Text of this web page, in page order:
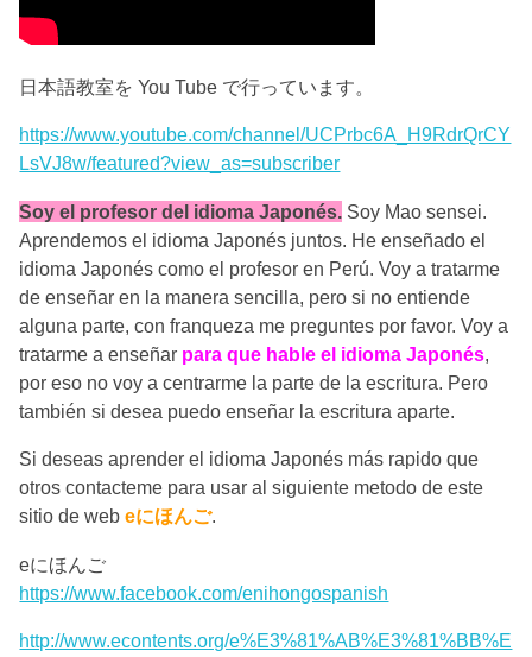
日本語教室を You Tube で行っています。
https://www.youtube.com/channel/UCPrbc6A_H9RdrQrCY
LsVJ8w/featured?view_as=subscriber
Soy el profesor del idioma Japonés. Soy Mao sensei.
Aprendemos el idioma Japonés juntos. He enseñado el
idioma Japonés como el profesor en Perú. Voy a tratarme
de enseñar en la manera sencilla, pero si no entiende
alguna parte, con franqueza me preguntes por favor. Voy a
tratarme a enseñar para que hable el idioma Japonés,
por eso no voy a centrarme la parte de la escritura. Pero
también si desea puedo enseñar la escritura aparte.
Si deseas aprender el idioma Japonés más rapido que
otros contacteme para usar al siguiente metodo de este
sitio de webeにほんご.
eにほんご
https://www.facebook.com/enihongospanish
http://www.econtents.org/e%E3%81%AB%E3%81%BB%E